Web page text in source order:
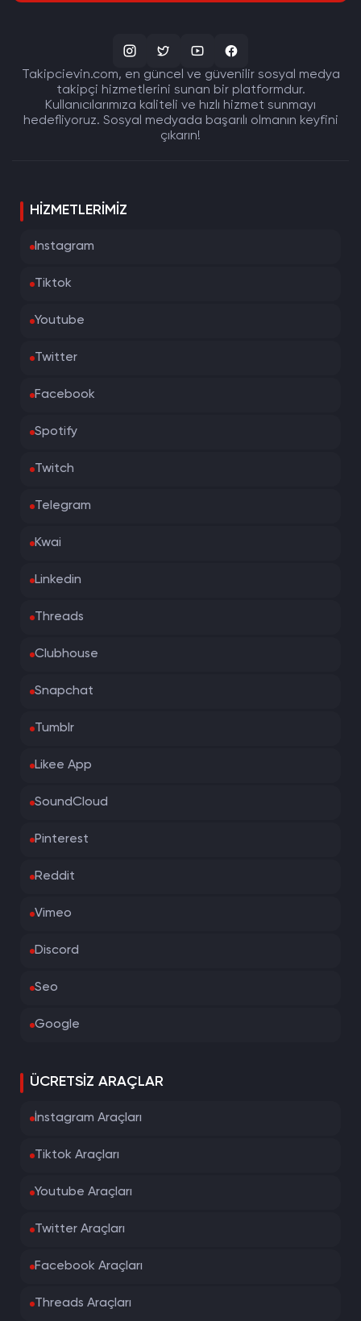
Takipcievin.com, en güncel ve güvenilir sosyal medya
takipçi hizmetlerini sunan bir platformdur.
Kullanıcılarımıza kaliteli ve hızlı hizmet sunmayı
hedefliyoruz. Sosyal medyada başarılı olmanın keyfini
çıkarın!
HIZMETLERIMIZ
Instagram
Tiktok
Youtube
Twitter
Facebook
Spotify
Twitch
Telegram
Kwai
Linkedin
Threads
Clubhouse
Snapchat
Tumblr
Likee App
SoundCloud
Pinterest
Reddit
Vimeo
Discord
Seo
Google
ÜCRETSIZ ARAÇLAR
İnstagram Araçları
Tiktok Araçları
Youtube Araçları
Twitter Araçları
Facebook Araçları
Threads Araçları